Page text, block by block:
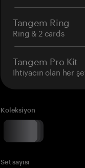
Tangem Ring
Ring & 2 cards
Tangem Pro Kit
İhtiyacın olan her
Koleksiyon
Set sayısı